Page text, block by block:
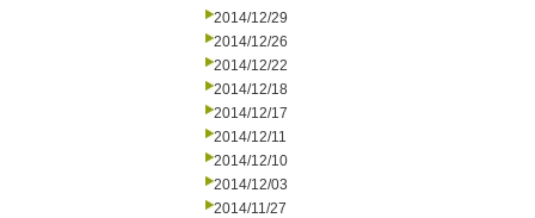
2014/12/29
2014/12/26
2014/12/22
2014/12/18
2014/12/17
2014/12/11
2014/12/10
2014/12/03
2014/11/27